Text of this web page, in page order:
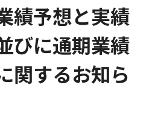
績予想と実績
びに通期業績
関するお知ら